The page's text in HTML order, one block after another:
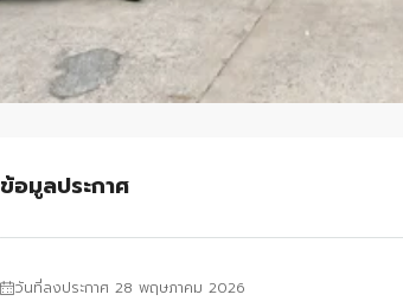
ข้อมูลประกาศ
วันที่ลงประกาศ 28 พฤษภาคม 2026